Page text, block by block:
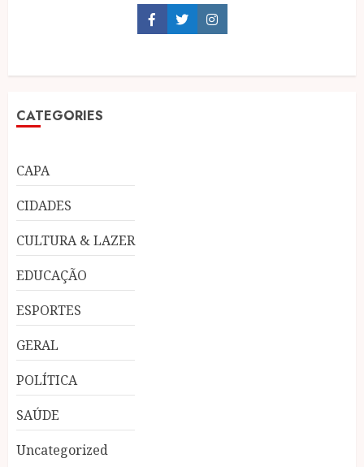
FacebookTwitterInstagram
CATEGORIES
CAPA
CIDADES
CULTURA & LAZER
EDUCAÇÃO
ESPORTES
GERAL
POLÍTICA
SAÚDE
Uncategorized